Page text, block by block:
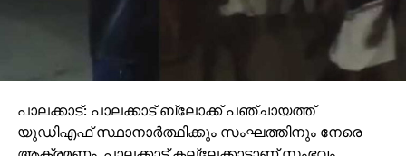
പാലക്കാട്: പാലക്കാട് ബ്ലോക്ക് പഞ്ചായത്ത്
യുഡിഎഫ് സ്ഥാനാര്‍ത്ഥിക്കും സംഘത്തിനും നേരെ